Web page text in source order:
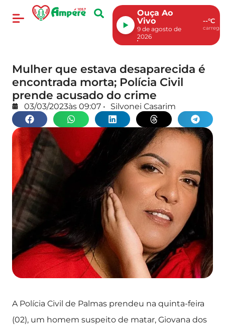
Ouça Ao
Vivo
9 de agosto de
2026
--°C
Mulher que estava desaparecida é
encontrada morta; Polícia Civil
prende acusado do crime
03/03/2023às 09:07 • Silvonei Casarim
A Polícia Civil de Palmas prendeu na quinta-feira
(02), um homem suspeito de matar, Giovana dos